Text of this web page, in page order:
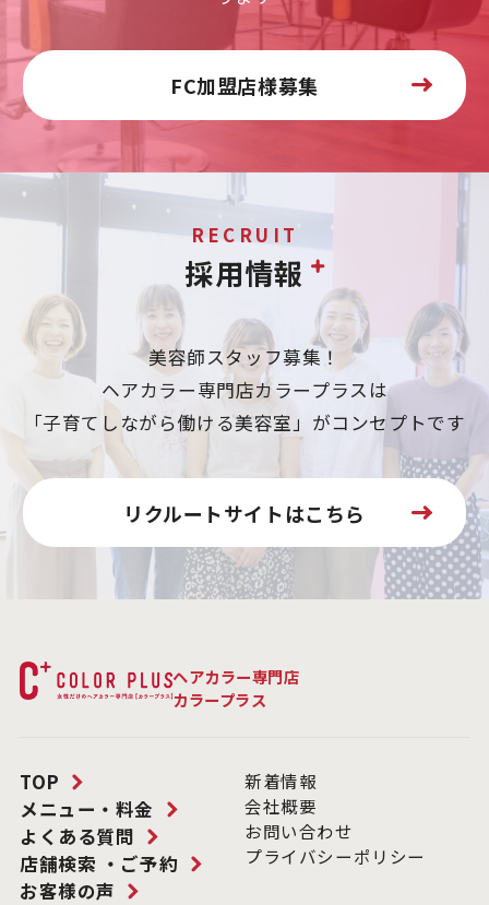
FC加盟店様募集
RECRUIT
採用情報
美容師スタッフ募集！
ヘアカラー専門店カラープラスは
「子育てしながら働ける美容室」がコンセプトです
リクルートサイトはこちら
ヘアカラー専門店
カラープラス
TOP
メニュー・料金
よくある質問
店舗検索 ・ご予約
お客様の声
新着情報
会社概要
お問い合わせ
プライバシーポリシー